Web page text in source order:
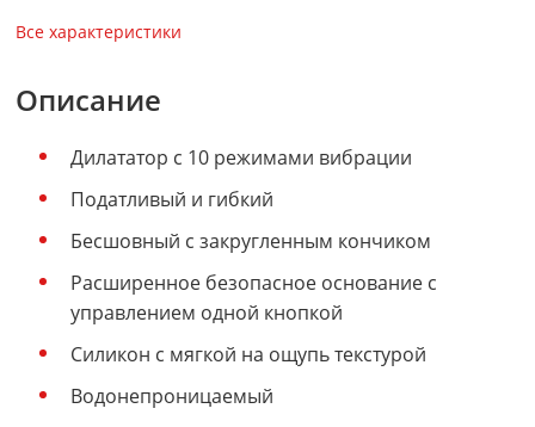
Все характеристики
Описание
Дилататор с 10 режимами вибрации
Податливый и гибкий
Бесшовный с закругленным кончиком
Расширенное безопасное основание с
управлением одной кнопкой
Силикон с мягкой на ощупь текстурой
Водонепроницаемый